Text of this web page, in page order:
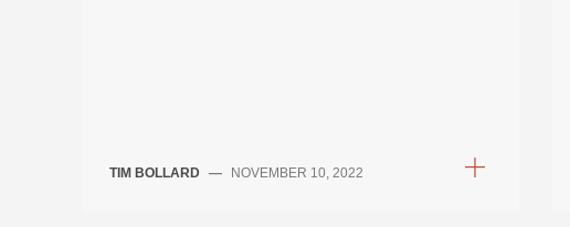
TIM BOLLARD — NOVEMBER 10, 2022